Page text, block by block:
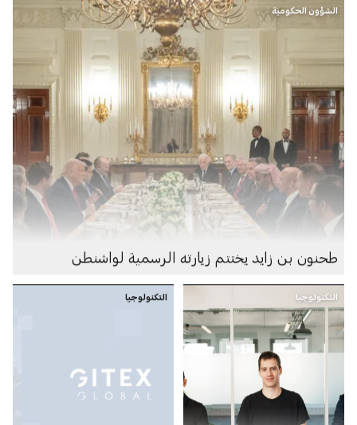
الشؤون الحكومية
طحنون بن زايد يختتم زيارته الرسمية لواشنطن
التكنولوجيا التكنولوجيا